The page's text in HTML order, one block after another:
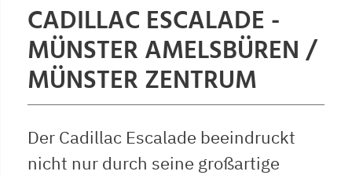
CADILLAC ESCALADE -
MÜNSTER AMELSBÜREN /
MÜNSTER ZENTRUM
Der Cadillac Escalade beeindruckt
nicht nur durch seine großartige